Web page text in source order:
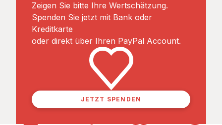
Zeigen Sie bitte Ihre Wertschätzung.
Spenden Sie jetzt mit Bank oder
Kreditkarte
oder direkt über Ihren PayPal Account.
JETZT SPENDEN